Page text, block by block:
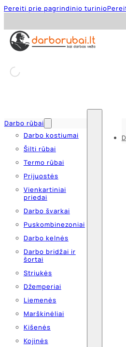
Pereiti prie pagrindinio turinio
Darbo rūbai
Darbo kostiumai
Šilti rūbai
Termo rūbai
Prijuostės
Vienkartiniai
priedai
Darbo švarkai
Puskombinezoniai
Darbo kelnės
Darbo bridžai ir
šortai
Striukės
Džemperiai
Liemenės
Marškinėliai
Kišenės
Kojinės